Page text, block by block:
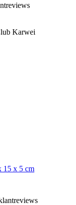
Karwei
15 x 5 cm